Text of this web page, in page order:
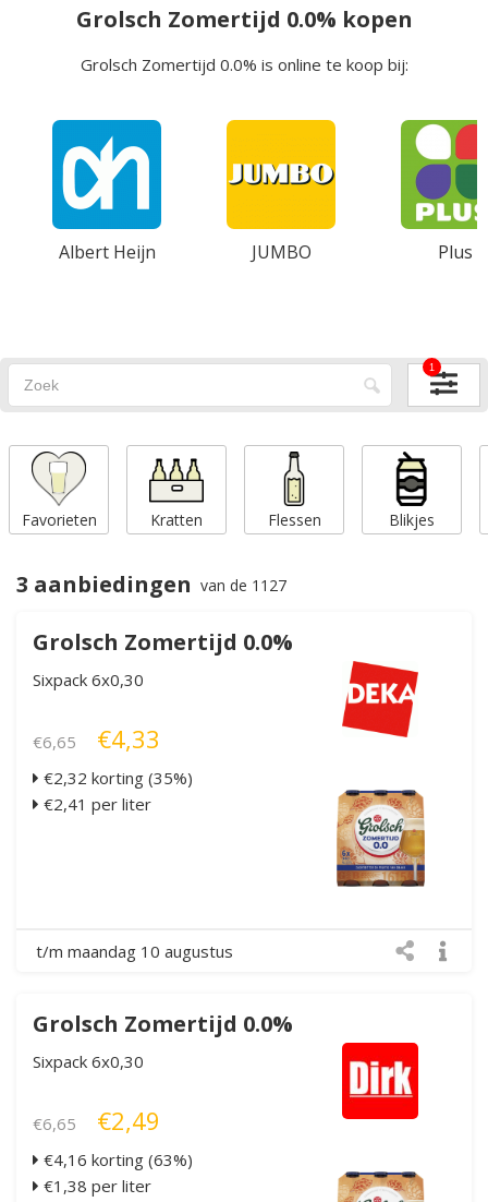
Grolsch Zomertijd 0.0% kopen
Grolsch Zomertijd 0.0% is online te koop bij:
Albert Heijn JUMBO Plus
1
Favorieten Kratten Flessen Blikjes
3 aanbiedingen van de 1127
Grolsch Zomertijd 0.0%
Sixpack 6x0,30
€6,65 €4,33
€2,32 korting (35%)
€2,41 per liter
t/m maandag 10 augustus
Grolsch Zomertijd 0.0%
Sixpack 6x0,30
€6,65 €2,49
€4,16 korting (63%)
€1,38 per liter